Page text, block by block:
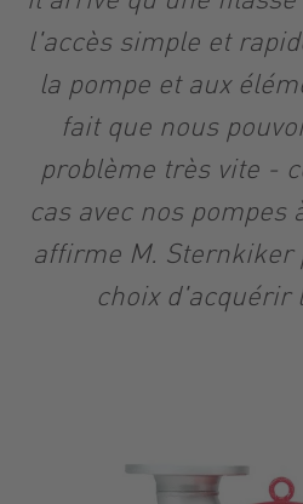
l'accès simple et
la pompe et aux
fait que nous
problème très vite -
cas avec nos pompes
affirme M. Sternkiker
choix d'acquérir